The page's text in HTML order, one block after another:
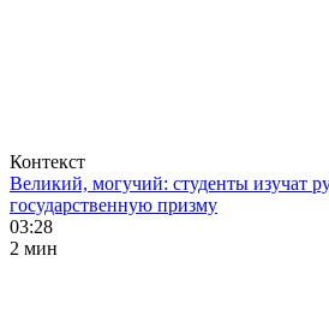
Контекст
Великий, могучий: студенты изучат
государственную призму
03:28
2 мин